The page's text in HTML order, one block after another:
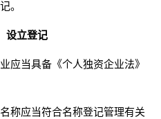
。
立登记
当具备《个人独资企业法》
应当符合名称登记管理有关